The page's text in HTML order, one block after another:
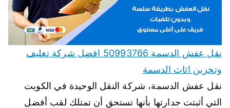
نقل عفش الدسمة 50993766 افضل شركة تغليف
وتخزين اثاث الدسمة
نقل عفش الدسمة، شركة النقل الوحيدة في الكويت
التي أثبتت جدارتها بأنها تستحق أن تمتلك لقب أفضل